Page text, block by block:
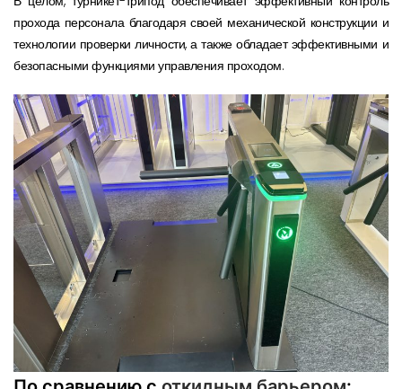
прохода персонала благодаря своей механической конструкции и
технологии проверки личности, а также обладает эффективными и
безопасными функциями управления проходом.